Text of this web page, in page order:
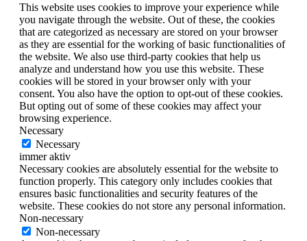
This website uses cookies to improve your experience while
you navigate through the website. Out of these, the cookies
that are categorized as necessary are stored on your browser
as they are essential for the working of basic functionalities of
the website. We also use third-party cookies that help us
analyze and understand how you use this website. These
cookies will be stored in your browser only with your
consent. You also have the option to opt-out of these cookies.
But opting out of some of these cookies may affect your
browsing experience.
Necessary
Necessary
immer aktiv
Necessary cookies are absolutely essential for the website to
function properly. This category only includes cookies that
ensures basic functionalities and security features of the
website. These cookies do not store any personal information.
Non-necessary
Non-necessary